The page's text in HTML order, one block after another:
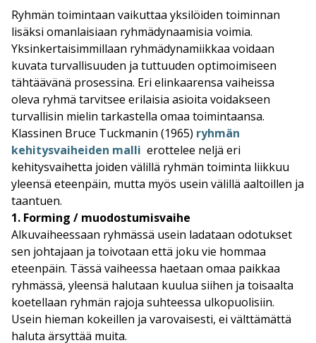
Ryhmän toimintaan vaikuttaa yksilöiden toiminnan
lisäksi omanlaisiaan ryhmädynaamisia voimia.
Yksinkertaisimmillaan ryhmädynamiikkaa voidaan
kuvata turvallisuuden ja tuttuuden optimoimiseen
tähtäävänä prosessina. Eri elinkaarensa vaiheissa
oleva ryhmä tarvitsee erilaisia asioita voidakseen
turvallisin mielin tarkastella omaa toimintaansa.
Klassinen Bruce Tuckmanin (1965) ryhmän
kehitysvaiheiden malli erottelee neljä eri
kehitysvaihetta joiden välillä ryhmän toiminta liikkuu
yleensä eteenpäin, mutta myös usein välillä aaltoillen ja
taantuen.
1. Forming / muodostumisvaihe
Alkuvaiheessaan ryhmässä usein ladataan odotukset
sen johtajaan ja toivotaan että joku vie hommaa
eteenpäin. Tässä vaiheessa haetaan omaa paikkaa
ryhmässä, yleensä halutaan kuulua siihen ja toisaalta
koetellaan ryhmän rajoja suhteessa ulkopuolisiin.
Usein hieman kokeillen ja varovaisesti, ei välttämättä
haluta ärsyttää muita.